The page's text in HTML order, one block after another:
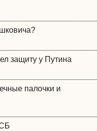
защиту у Путина
палочки и